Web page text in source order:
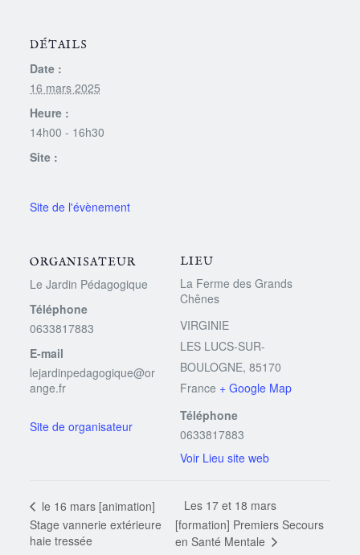
DÉTAILS
Date :
16 mars 2025
Heure :
14h00 - 16h30
Site :
ORGANISATEUR
Le Jardin Pédagogique
Téléphone
0633817883
E-mail
lejardinpedagogique@or
ange.fr
LIEU
La Ferme des Grands
Chênes
VIRGINIE
LES LUCS-SUR-
BOULOGNE, 85170
France + Google Map
Téléphone
0633817883
Voir Lieu site web
le 16 mars [animation]
Stage vannerie extérieure
haie tressée
Les 17 et 18 mars
[formation] Premiers Secours
en Santé Mentale